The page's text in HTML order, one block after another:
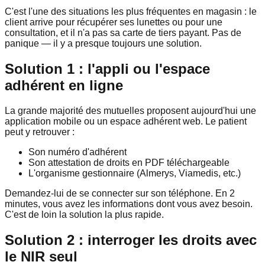
C'est l'une des situations les plus fréquentes en magasin : le
client arrive pour récupérer ses lunettes ou pour une
consultation, et il n'a pas sa carte de tiers payant. Pas de
panique — il y a presque toujours une solution.
Solution 1 : l'appli ou l'espace
adhérent en ligne
La grande majorité des mutuelles proposent aujourd'hui une
application mobile ou un espace adhérent web. Le patient
peut y retrouver :
Son numéro d'adhérent
Son attestation de droits en PDF téléchargeable
L'organisme gestionnaire (Almerys, Viamedis, etc.)
Demandez-lui de se connecter sur son téléphone. En 2
minutes, vous avez les informations dont vous avez besoin.
C'est de loin la solution la plus rapide.
Solution 2 : interroger les droits avec
le NIR seul